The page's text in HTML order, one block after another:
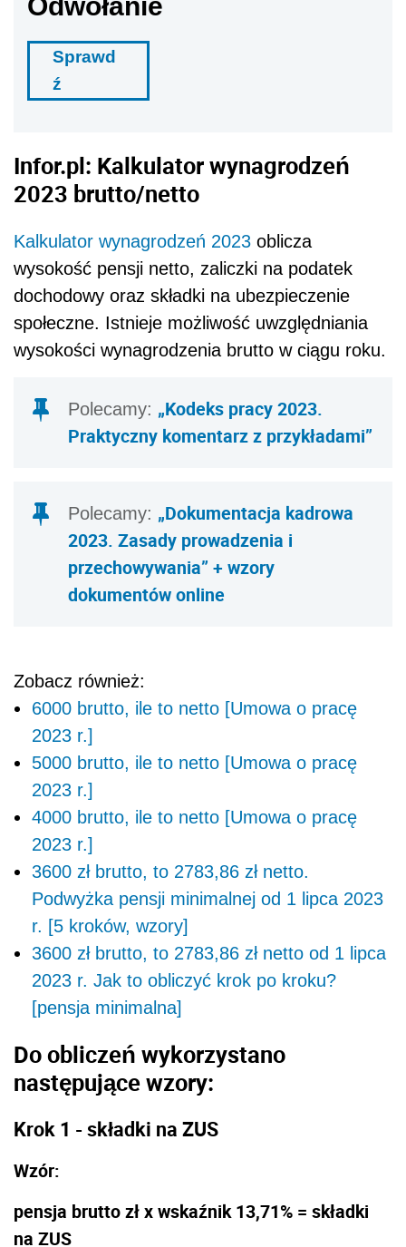
Sprawd
ź
Infor.pl: Kalkulator wynagrodzeń
2023 brutto/netto
Kalkulator wynagrodzeń 2023 oblicza
wysokość pensji netto, zaliczki na podatek
dochodowy oraz składki na ubezpieczenie
społeczne. Istnieje możliwość uwzględniania
wysokości wynagrodzenia brutto w ciągu roku.
Polecamy: „Kodeks pracy 2023.
Praktyczny komentarz z przykładami”
Polecamy: „Dokumentacja kadrowa
2023. Zasady prowadzenia i
przechowywania” + wzory
dokumentów online
Zobacz również:
6000 brutto, ile to netto [Umowa o pracę
2023 r.]
5000 brutto, ile to netto [Umowa o pracę
2023 r.]
4000 brutto, ile to netto [Umowa o pracę
2023 r.]
3600 zł brutto, to 2783,86 zł netto.
Podwyżka pensji minimalnej od 1 lipca 2023
r. [5 kroków, wzory]
3600 zł brutto, to 2783,86 zł netto od 1 lipca
2023 r. Jak to obliczyć krok po kroku?
[pensja minimalna]
Do obliczeń wykorzystano
następujące wzory:
Krok 1 - składki na ZUS
Wzór:
pensja brutto zł x wskaźnik 13,71% = składki
na ZUS